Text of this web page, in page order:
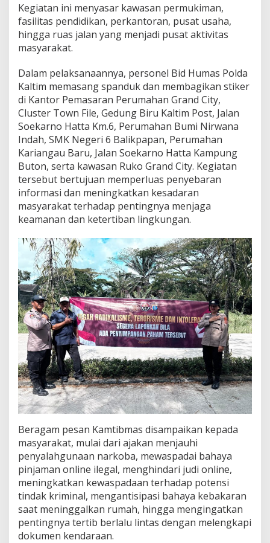
m
I
n
s
i
f
k
a
n
P
m
s
a
n
g
n
S
p
a
n
d
u
k
s
e
r
t
a
P
e
m
b
a
g
i
a
n
S
t
i
k
e
r
Kegiatan ini menyasar kawasan permukiman,
fasilitas pendidikan, perkantoran, pusat usaha,
hingga ruas jalan yang menjadi pusat aktivitas
masyarakat.
Dalam pelaksanaannya, personel Bid Humas Polda
Kaltim memasang spanduk dan membagikan stiker
di Kantor Pemasaran Perumahan Grand City,
Cluster Town File, Gedung Biru Kaltim Post, Jalan
Soekarno Hatta Km.6, Perumahan Bumi Nirwana
Indah, SMK Negeri 6 Balikpapan, Perumahan
Kariangau Baru, Jalan Soekarno Hatta Kampung
Buton, serta kawasan Ruko Grand City. Kegiatan
tersebut bertujuan memperluas penyebaran
informasi dan meningkatkan kesadaran
masyarakat terhadap pentingnya menjaga
keamanan dan ketertiban lingkungan.
Beragam pesan Kamtibmas disampaikan kepada
masyarakat, mulai dari ajakan menjauhi
penyalahgunaan narkoba, mewaspadai bahaya
pinjaman online ilegal, menghindari judi online,
meningkatkan kewaspadaan terhadap potensi
tindak kriminal, mengantisipasi bahaya kebakaran
saat meninggalkan rumah, hingga mengingatkan
pentingnya tertib berlalu lintas dengan melengkapi
dokumen kendaraan.